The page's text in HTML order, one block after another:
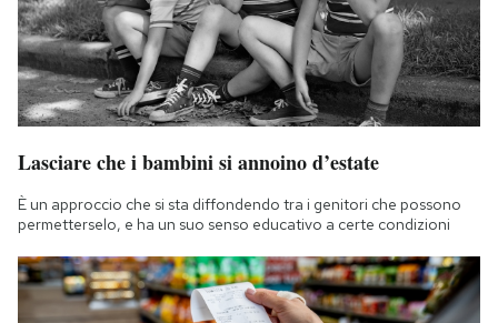
Lasciare che i bambini si annoino d’estate
È un approccio che si sta diffondendo tra i genitori che possono
permetterselo, e ha un suo senso educativo a certe condizioni